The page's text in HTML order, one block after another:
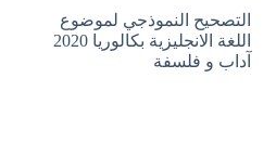
التصحيح النموذجي لموضوع
اللغة الانجليزية بكالوريا 2020
آداب و فلسفة